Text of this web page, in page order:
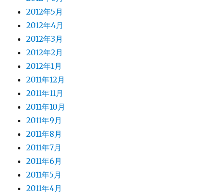
2012年5月
2012年4月
2012年3月
2012年2月
2012年1月
2011年12月
2011年11月
2011年10月
2011年9月
2011年8月
2011年7月
2011年6月
2011年5月
2011年4月